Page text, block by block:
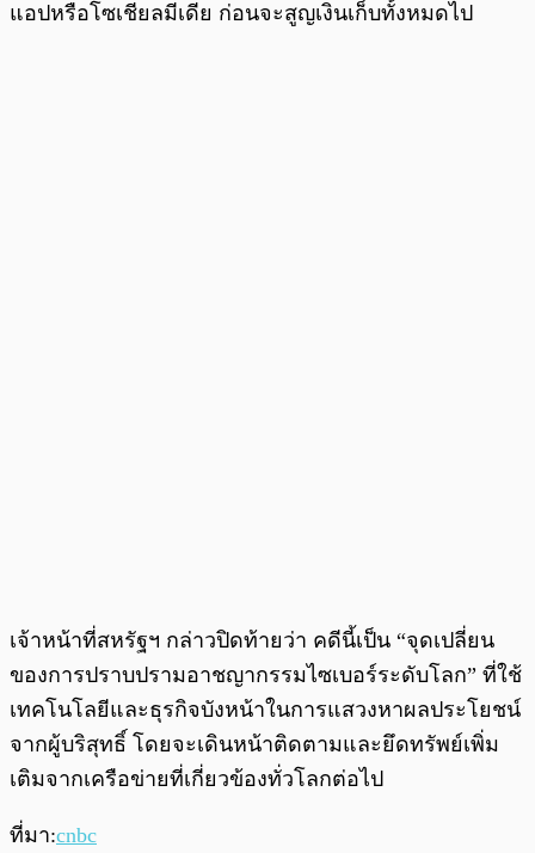
แอปหรือโซเชียลมีเดีย ก่อนจะสูญเงินเก็บทั้งหมดไป
เจ้าหน้าที่สหรัฐฯ กล่าวปิดท้ายว่า คดีนี้เป็น “จุดเปลี่ยน
ของการปราบปรามอาชญากรรมไซเบอร์ระดับโลก” ที่ใช้
เทคโนโลยีและธุรกิจบังหน้าในการแสวงหาผลประโยชน์
จากผู้บริสุทธิ์ โดยจะเดินหน้าติดตามและยึดทรัพย์เพิ่ม
เติมจากเครือข่ายที่เกี่ยวข้องทั่วโลกต่อไป
ที่มา:cnbc